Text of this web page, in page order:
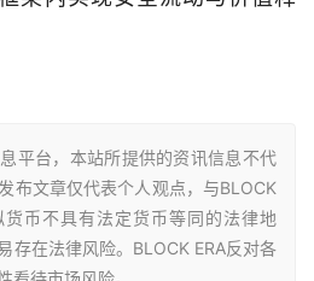
平台，本站所提供的资讯信息不代
布文章仅代表个人观点，与BLOCK
货币不具有法定货币等同的法律地
存在法律风险。BLOCK ERA反对各